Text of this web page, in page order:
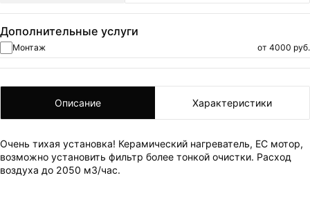
Дополнительные услуги
Монтаж от 4000 руб.
Описание Характеристики
Очень тихая установка! Керамический нагреватель, ЕС мотор,
возможно установить фильтр более тонкой очистки. Расход
воздуха до 2050 м3/час.